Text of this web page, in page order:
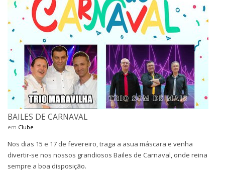
BAILES DE CARNAVAL
em Clube
Nos dias 15 e 17 de fevereiro, traga a asua máscara e venha
divertir-se nos nossos grandiosos Bailes de Carnaval, onde reina
sempre a boa disposição.